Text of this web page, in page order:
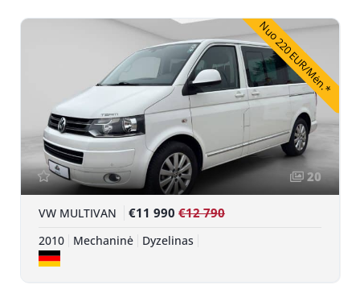
Nuo 220 EUR/Mėn.*
20
VW MULTIVAN €11 990 €12 790
2010 Mechaninė Dyzelinas